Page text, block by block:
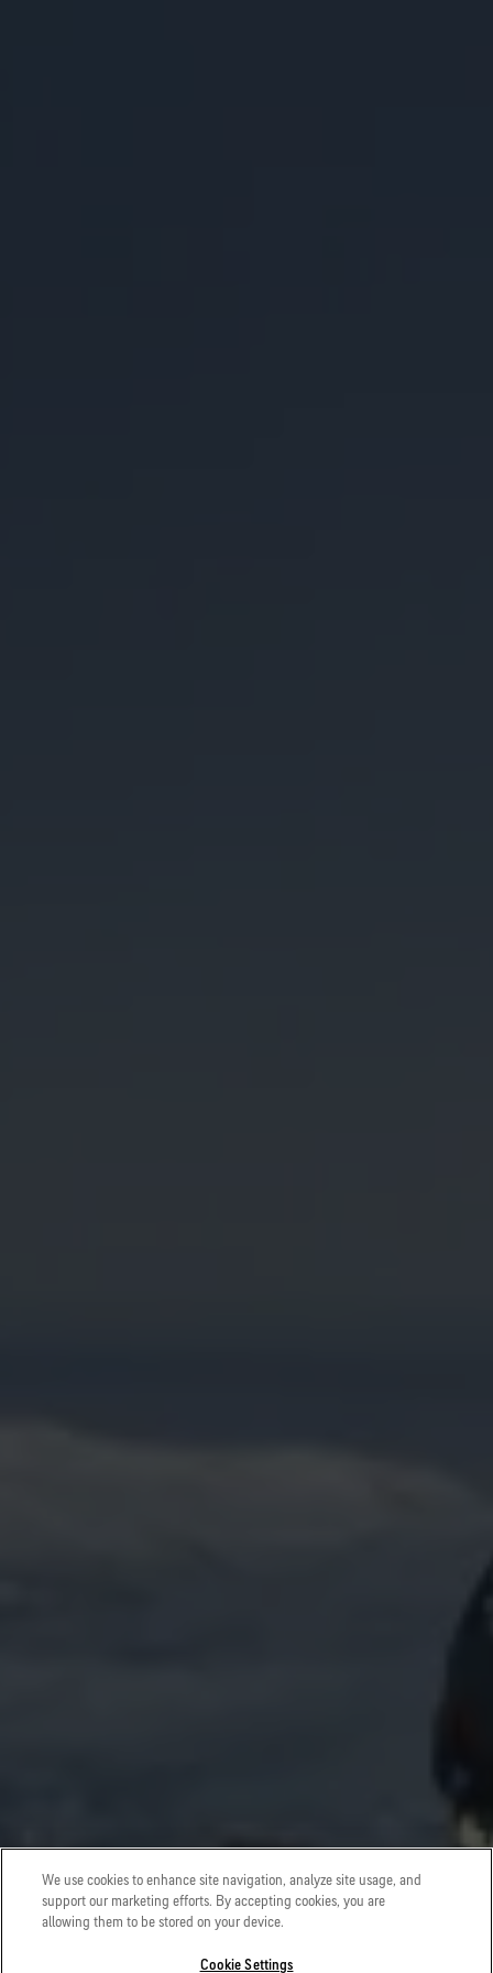
We use cookies to enhance site navigation, analyze site usage, and
support our marketing efforts. By accepting cookies, you are
allowing them to be stored on your device.
Cookie Settings